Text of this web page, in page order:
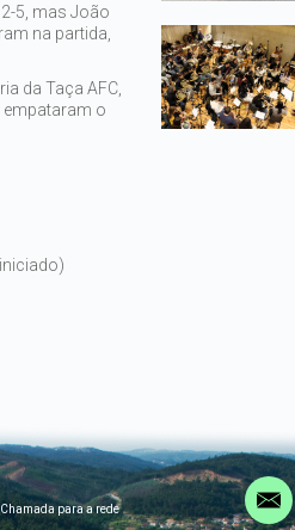
5, mas João
na partida,
da Taça AFC,
empataram o
para a rede